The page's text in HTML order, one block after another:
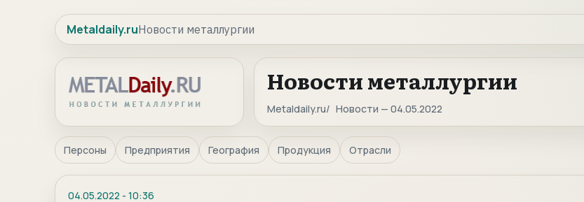
Metaldaily.ruНовости металлургии
Новости металлургии
Metaldaily.ru Новости — 04.05.2022
Персоны Предприятия География Продукция Отрасли
04.05.2022 - 10:36